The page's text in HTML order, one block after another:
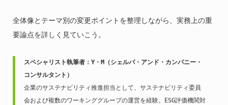
全体像とテーマ別の変更ポイントを整理しながら、実務上の重
要論点を詳しく見ていこう。
スペシャリスト執筆者：Y・M（シェルパ・アンド・カンパニー・
コンサルタント）
企業のサステナビリティ推進担当として、サステナビリティ委員
会および複数のワーキンググループの運営を経験。ESG評価機関対